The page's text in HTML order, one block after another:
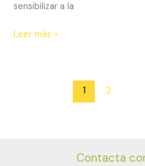
sensibilizar a la
Leer más »
1 2
Contacta